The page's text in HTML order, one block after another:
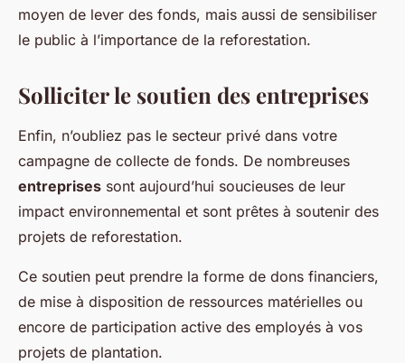
moyen de lever des fonds, mais aussi de sensibiliser
le public à l’importance de la reforestation.
Solliciter le soutien des entreprises
Enfin, n’oubliez pas le secteur privé dans votre
campagne de collecte de fonds. De nombreuses
entreprises sont aujourd’hui soucieuses de leur
impact environnemental et sont prêtes à soutenir des
projets de reforestation.
Ce soutien peut prendre la forme de dons financiers,
de mise à disposition de ressources matérielles ou
encore de participation active des employés à vos
projets de plantation.